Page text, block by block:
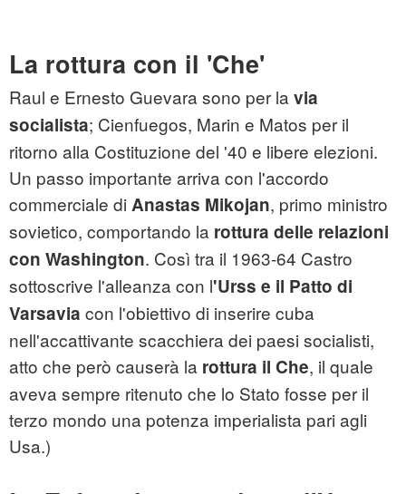
La rottura con il 'Che'
Raul e Ernesto Guevara sono per la via
socialista; Cienfuegos, Marin e Matos per il
ritorno alla Costituzione del '40 e libere elezioni.
Un passo importante arriva con l'accordo
commerciale di Anastas Mikojan, primo ministro
sovietico, comportando la rottura delle relazioni
con Washington. Così tra il 1963-64 Castro
sottoscrive l'alleanza con l'Urss e il Patto di
Varsavia con l'obiettivo di inserire cuba
nell'accattivante scacchiera dei paesi socialisti,
atto che però causerà la rottura il Che, il quale
aveva sempre ritenuto che lo Stato fosse per il
terzo mondo una potenza imperialista pari agli
Usa.)